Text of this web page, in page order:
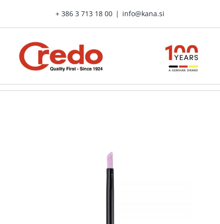
+ 386 3 713 18 00 | info@kana.si